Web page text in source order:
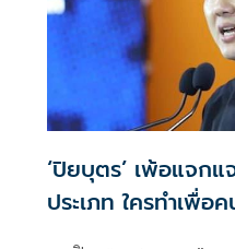
‘ปิยบุตร’ เพ้อแจก
ประเภท ใครทำเพื่อ